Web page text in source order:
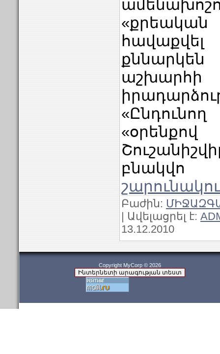
Բաժին:
| Ավելացրել է:
13.12.2010
Copyright MyCorp © 2026